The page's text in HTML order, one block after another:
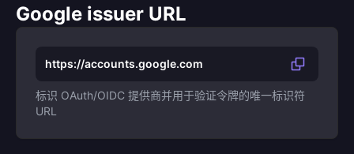
Google issuer URL
https://accounts.google.com
标识 OAuth/OIDC 提供商并用于验证令牌的唯一标识符
URL